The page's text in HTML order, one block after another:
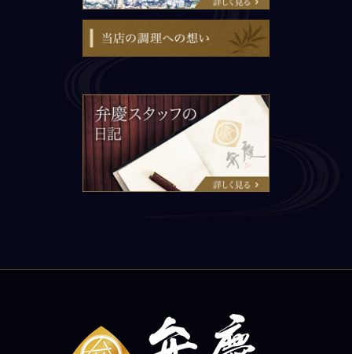
当店の調理への想い
弁慶スタッフの日記